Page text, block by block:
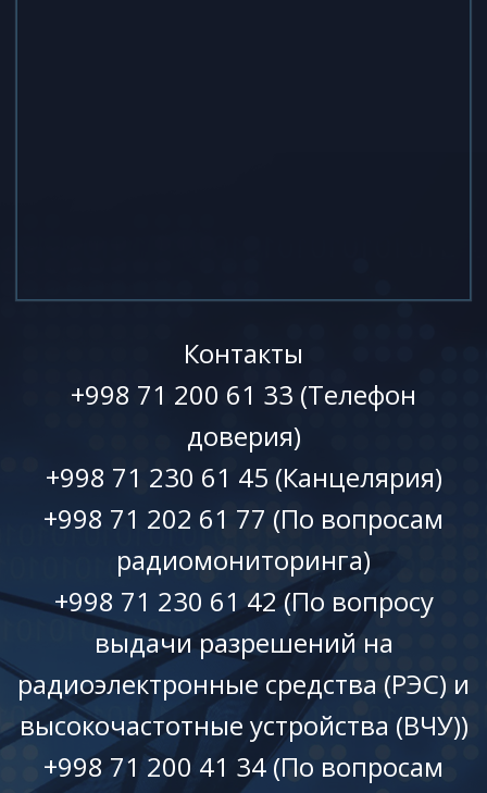
Контакты
+998 71 200 61 33 (Телефон
доверия)
+998 71 230 61 45 (Канцелярия)
+998 71 202 61 77 (По вопросам
радиомониторинга)
+998 71 230 61 42 (По вопросу
выдачи разрешений на
радиоэлектронные средства (РЭС) и
высокочастотные устройства (ВЧУ))
+998 71 200 41 34 (По вопросам